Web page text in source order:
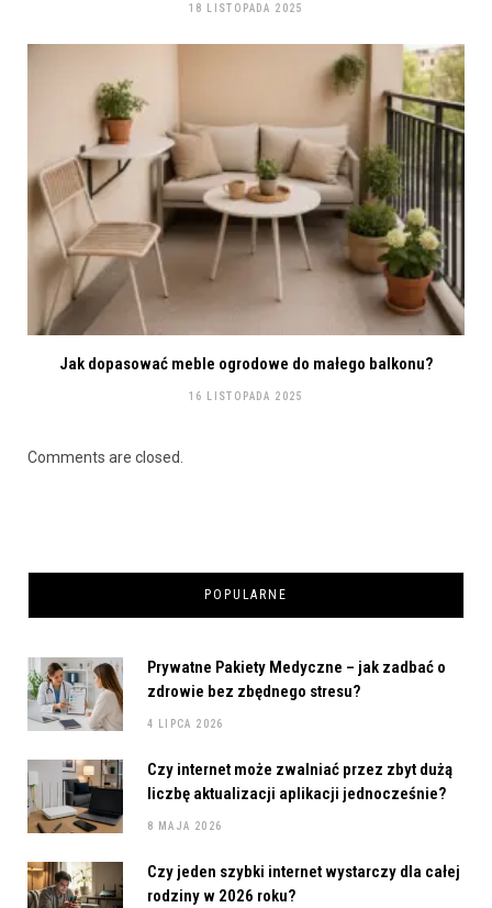
18 LISTOPADA 2025
Jak dopasować meble ogrodowe do małego balkonu?
16 LISTOPADA 2025
Comments are closed.
POPULARNE
Prywatne Pakiety Medyczne – jak zadbać o
zdrowie bez zbędnego stresu?
4 LIPCA 2026
Czy internet może zwalniać przez zbyt dużą
liczbę aktualizacji aplikacji jednocześnie?
8 MAJA 2026
Czy jeden szybki internet wystarczy dla całej
rodziny w 2026 roku?